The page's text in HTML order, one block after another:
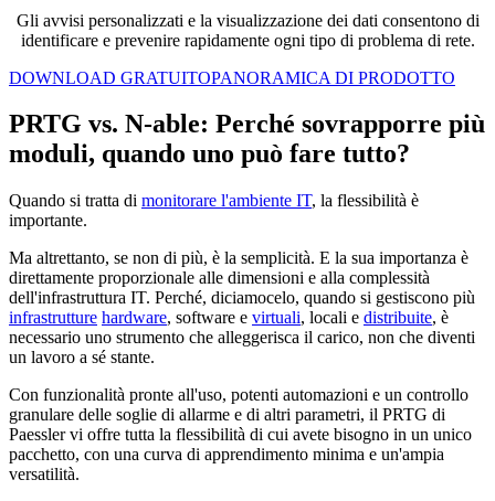
Gli avvisi personalizzati e la visualizzazione dei dati consentono di
identificare e prevenire rapidamente ogni tipo di problema di rete.
DOWNLOAD GRATUITOPANORAMICA DI PRODOTTO
PRTG vs. N-able: Perché sovrapporre più
moduli, quando uno può fare tutto?
Quando si tratta di monitorare l'ambiente IT, la flessibilità è
importante.
Ma altrettanto, se non di più, è la semplicità. E la sua importanza è
direttamente proporzionale alle dimensioni e alla complessità
dell'infrastruttura IT. Perché, diciamocelo, quando si gestiscono più
infrastrutture hardware, software e virtuali, locali e distribuite, è
necessario uno strumento che alleggerisca il carico, non che diventi
un lavoro a sé stante.
Con funzionalità pronte all'uso, potenti automazioni e un controllo
granulare delle soglie di allarme e di altri parametri, il PRTG di
Paessler vi offre tutta la flessibilità di cui avete bisogno in un unico
pacchetto, con una curva di apprendimento minima e un'ampia
versatilità.